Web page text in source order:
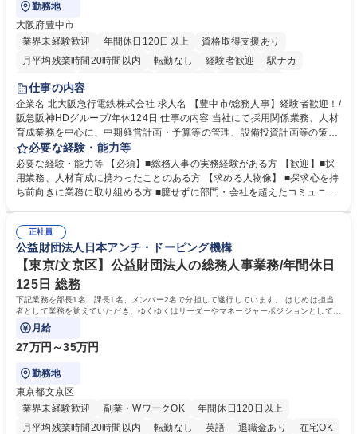
勤務地
大阪府豊中市
業界未経験歓迎
年間休日120日以上
資格取得支援あり
月平均残業時間20時間以内
転勤なし 経験者歓迎
駅ナカ
退職金あり
土日祝休み
服装自由 昼食補助あり 食事補助あり
仕事の内容
企業名 北大阪急行電鉄株式会社 求人名 【豊中市/総務人事】経験者歓迎！/
阪急阪神HDグループ/年休124日 仕事の内容 当社にて採用関係業務、人材
育成業務を中心に、中期経営計画・予算等の管理、設備投資計画等の策
定、さらに社内の重要会議の運営等、経営の根幹となる幅広い総務人事業
務全般を担当していただきます。 【主な業務内容】 ■採用関係業務および
人材育成(社員研修)業務の推進 ■中期経営計画および予算等の管理 ■設備
投資計画等の策定 ■社内の重要会議の運営 ■その他総務人事業務全般 【入
務人事】経験者歓迎！/阪急阪神HDグループ/年休124日
必要な経験・能力等
必要な経験・能力等 【必須】■総務人事の実務経験がある方 【歓迎】■採
用業務、人材育成に携わったことのある方 【求める人物像】 ■探求心を持
ち前向きに業務に取り組める方 ■臆せずに部門・会社を超えたコミュニケ
囲のメンバーと協調しつつ主体性を持って能動的に業務を推進できる方 学
歴・資格 学歴：大学院 大学 高専 短大 専修学校 高校 語学力： 資格：
正社員
公益財団法人日本アンチ・ドーピング機構
【東京/文京区】公益財団法人の総務人事業務/年間休日
125日 総務
下記業務を部長1名、課長1名、メンバー2名で分担して遂行しています。 はじめは担当
者として業務を覚えていただき、ゆくゆくはリーダーやマネージャーポジションとして活
躍いただくことを期待しています。
月給
27万円～35万円
勤務地
東京都文京区
業界未経験歓迎
副業・WワークOK
年間休日120日以上
月平均残業時間20時間以内
転勤なし 英語 退職金あり
在宅OK